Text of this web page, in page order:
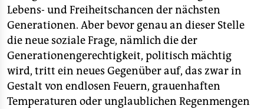
Lebens- und Freiheitschancen der nächsten
Generationen. Aber bevor genau an dieser Stelle
die neue soziale Frage, nämlich die der
Generationengerechtigkeit, politisch mächtig
wird, tritt ein neues Gegenüber auf, das zwar in
Gestalt von endlosen Feuern, grauenhaften
Temperaturen oder unglaublichen Regenmengen